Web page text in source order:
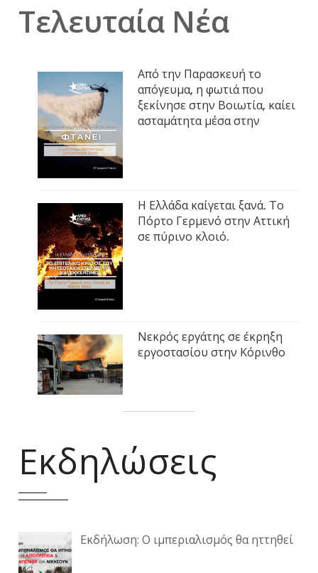
Τελευταία Νέα
Από την Παρασκευή το
απόγευμα, η φωτιά που
ξεκίνησε στην Βοιωτία, καίει
ασταμάτητα μέσα στην
Η Ελλάδα καίγεται ξανά. Το
Πόρτο Γερμενό στην Αττική
σε πύρινο κλοιό.
Νεκρός εργάτης σε έκρηξη
εργοστασίου στην Κόρινθο
Εκδηλώσεις
Εκδήλωση: Ο ιμπεριαλισμός θα ηττηθεί